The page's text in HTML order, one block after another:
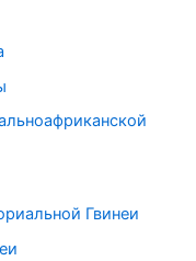
Гвинеи